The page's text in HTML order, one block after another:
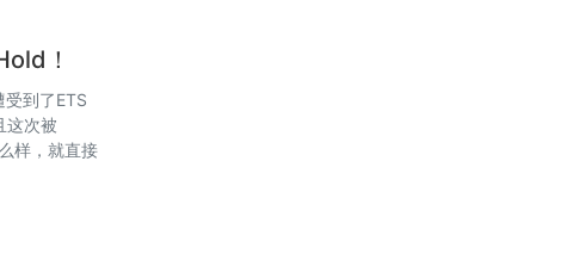
！
到了ETS
这次被
样，就直接